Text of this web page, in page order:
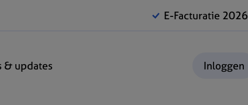
E-Facturatie 2026
& updates Inloggen